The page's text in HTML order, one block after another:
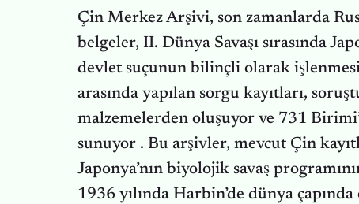
Çin Merkez Arşivi, son zamanlarda
belgeler, II. Dünya Savaşı sırasında
devlet suçunun bilinçli olarak
arasında yapılan sorgu kayıtları,
malzemelerden oluşuyor ve 731
sunuyor . Bu arşivler, mevcut Çin
Japonya’nın biyolojik savaş
1936 yılında Harbin’de dünya